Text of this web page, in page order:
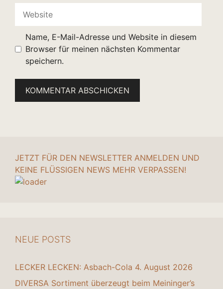
Name, E-Mail-Adresse und Website in diesem
Browser für meinen nächsten Kommentar
speichern.
JETZT FÜR DEN NEWSLETTER ANMELDEN UND
KEINE FLÜSSIGEN NEWS MEHR VERPASSEN!
NEUE POSTS
LECKER LECKEN: Asbach-Cola 4. August 2026
DIVERSA Sortiment überzeugt beim Meininger’s